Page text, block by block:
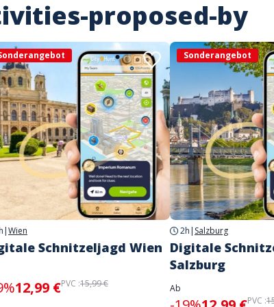
proposed-by
|Wien
Schnitzeljagd Wien
12,99 €PVC :15,99 €
Sonderangebot
2h | Salzburg
Digitale
Salzburg
Ab
PVC :